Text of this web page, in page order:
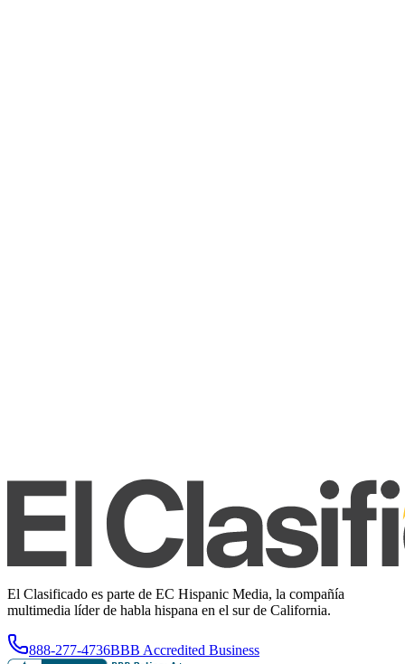
El Clasificado es parte de EC Hispanic Media, la compañía
multimedia líder de habla hispana en el sur de California.
888-277-4736BBB Accredited Business